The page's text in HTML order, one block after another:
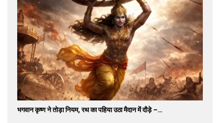
भगवान कृष्ण ने तोड़ा नियम, रथ का पहिया उठा मैदान में दौड़े –…